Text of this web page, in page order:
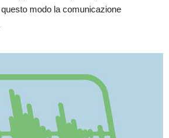
modo la comunicazione